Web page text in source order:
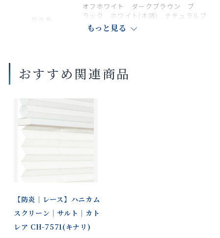
オフホワイト ダークブラウン ブ
ラック ホワイト(木調) ナチュラルブ
ラウン(木調) セピア(木調) ダークブ
ラウン(木調)
い。
サイズや仕様によって価格が異なります。
場合がございます。
操作性等は店舗にてご確認ください。
画像は撮影環境やご覧いただく画面によって色味や印象が異なる場合
もっと見る
おすすめ関連商品
【防炎｜レース】ハニカム
スクリーン｜サルト｜カト
レア CH-7571(キナリ)